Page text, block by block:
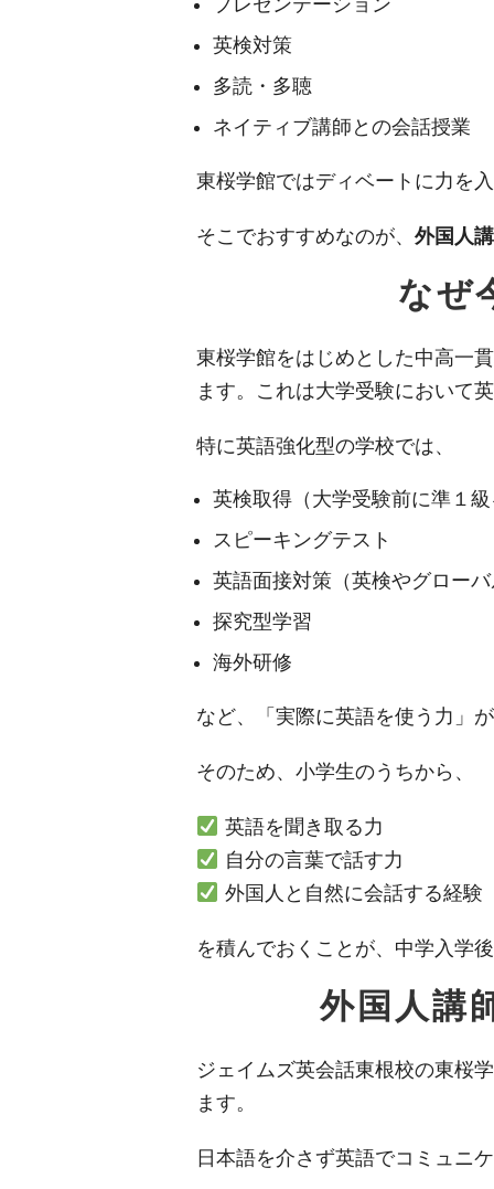
英検対策
多読・多聴
ネイティブ講師との会話授業
東桜学館ではディベートに力を
そこでおすすめなのが、 外国人
なぜ
東桜学館をはじめとした中高一
ます。これは大学受験において
特に英語強化型の学校では、
英検取得（大学受験前に準１
スピーキングテスト
英語面接対策（英検やグロー
探究型学習
海外研修
など、「実際に英語を使う力」
そのため、小学生のうちから、
英語を聞き取る力
自分の言葉で話す力
外国人と自然に会話する経験
を積んでおくことが、中学入学
外国人講
ジェイムズ英会話東根校の東桜
ます。
日本語を介さず英語でコミュニ